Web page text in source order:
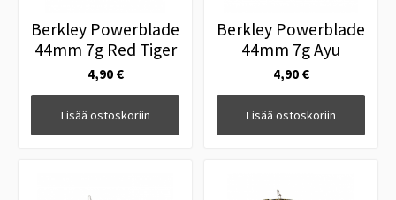
Berkley Powerblade
44mm 7g Red Tiger
4,90 €
Lisää ostoskoriin
Berkley Powerblade
44mm 7g Ayu
4,90 €
Lisää ostoskoriin